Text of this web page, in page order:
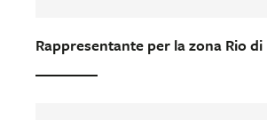
Rappresentante per la zona Rio